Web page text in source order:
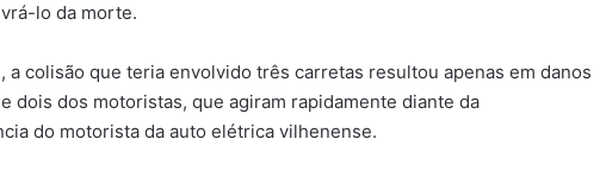
lo da morte.
a colisão que teria envolvido três carretas resultou apenas em danos
dois dos motoristas, que agiram rapidamente diante da
do motorista da auto elétrica vilhenense.